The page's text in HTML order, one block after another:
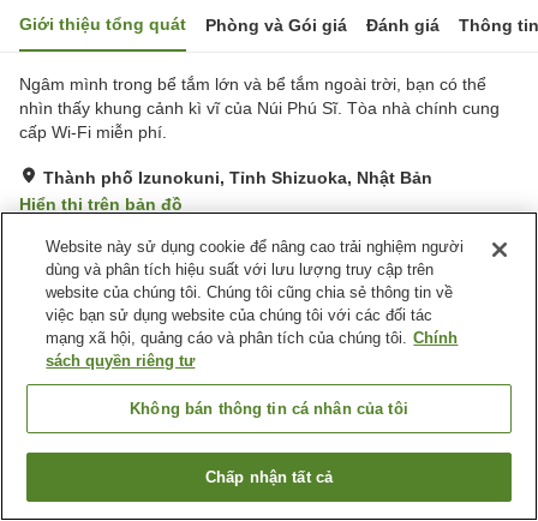
Giới thiệu tổng quát Phòng và Gói giá Đánh giá Thông
Ngâm mình trong bể tắm lớn và bể tắm ngoài trời, bạn có thể
nhìn thấy khung cảnh kì vĩ của Núi Phú Sĩ. Tòa nhà chính cung
cấp Wi-Fi miễn phí.
Thành phố Izunokuni, Tỉnh Shizuoka, Nhật Bản
Hiển thị trên bản đồ
Rất tốt Đánh giá:593 lượt
Tiện nghi chỗ nghỉ
Bãi đỗ xe
Spa / Salon
Hồ bơi
Trang chủ Nhật Bản Tỉnh Shizuoka
Thành phố Izunokuni
Ohito Onsen Ohito Hotel
Tìm phòng trống
Website này sử dụng cookie để nâng cao trải nghiệm người
dùng và phân tích hiệu suất với lưu lượng truy cập trên
website của chúng tôi. Chúng tôi cũng chia sẻ thông tin về
việc bạn sử dụng website của chúng tôi với các đối tác
mạng xã hội, quảng cáo và phân tích của chúng tôi. Chính
sách quyền riêng tư
Không bán thông tin cá nhân của tôi
Chấp nhận tất cả